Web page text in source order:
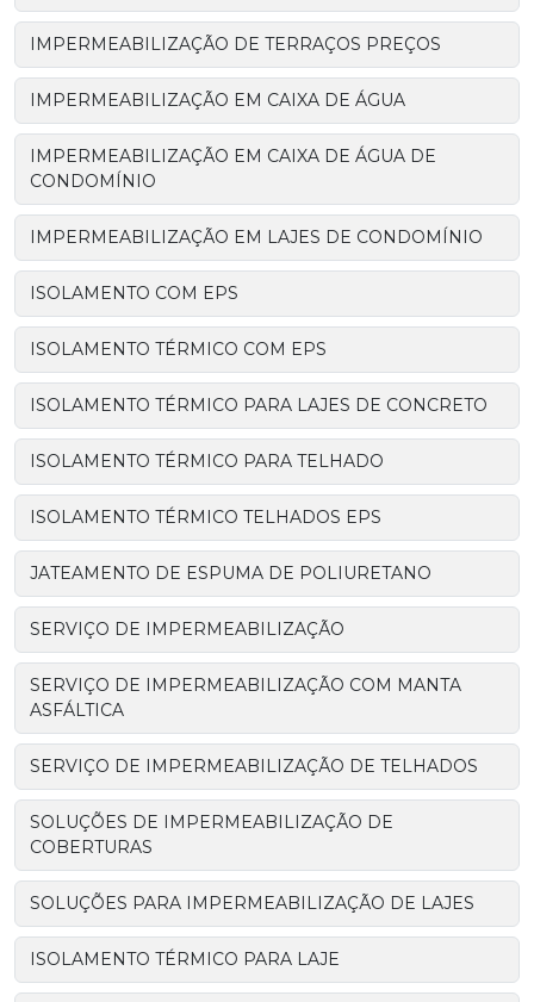
IMPERMEABILIZAÇÃO DE TERRAÇOS PREÇOS
IMPERMEABILIZAÇÃO EM CAIXA DE ÁGUA
IMPERMEABILIZAÇÃO EM CAIXA DE ÁGUA DE
CONDOMÍNIO
IMPERMEABILIZAÇÃO EM LAJES DE CONDOMÍNIO
ISOLAMENTO COM EPS
ISOLAMENTO TÉRMICO COM EPS
ISOLAMENTO TÉRMICO PARA LAJES DE CONCRETO
ISOLAMENTO TÉRMICO PARA TELHADO
ISOLAMENTO TÉRMICO TELHADOS EPS
JATEAMENTO DE ESPUMA DE POLIURETANO
SERVIÇO DE IMPERMEABILIZAÇÃO
SERVIÇO DE IMPERMEABILIZAÇÃO COM MANTA
ASFÁLTICA
SERVIÇO DE IMPERMEABILIZAÇÃO DE TELHADOS
SOLUÇÕES DE IMPERMEABILIZAÇÃO DE
COBERTURAS
SOLUÇÕES PARA IMPERMEABILIZAÇÃO DE LAJES
ISOLAMENTO TÉRMICO PARA LAJE